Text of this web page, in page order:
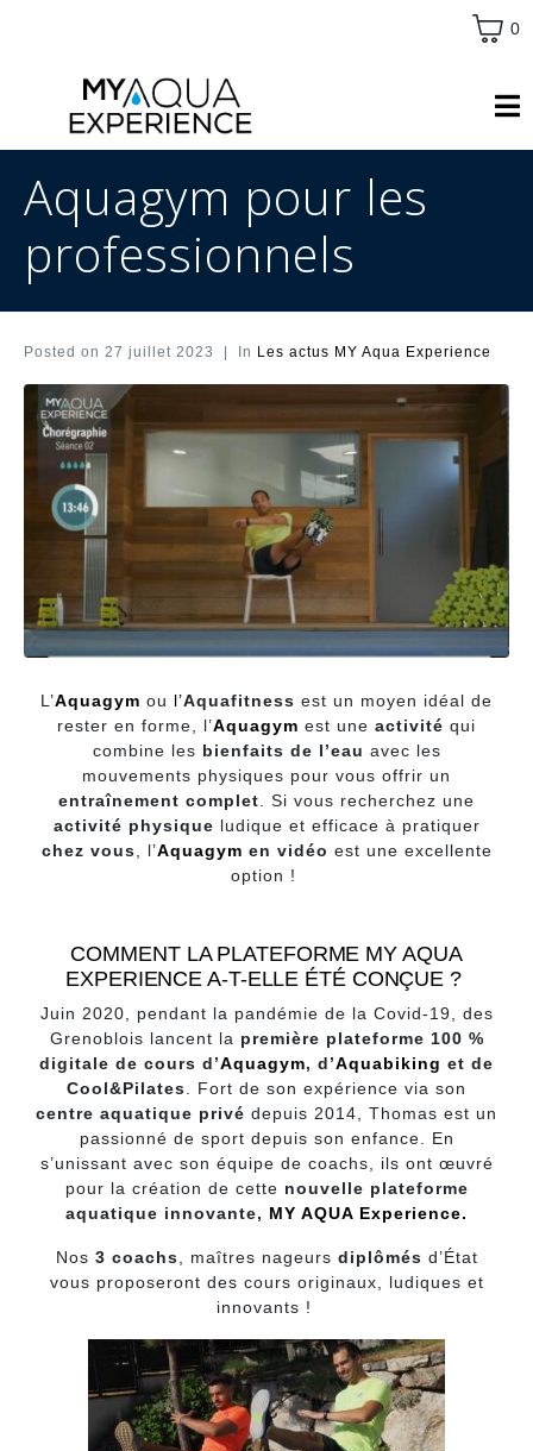
0
Aquagym pour les
professionnels
Posted on 27 juillet 2023 In Les actus MY Aqua Experience
L’Aquagym ou l’Aquafitness est un moyen idéal de
rester en forme, l’Aquagym est une activité qui
combine les bienfaits de l’eau avec les
mouvements physiques pour vous offrir un
entraînement complet . Si vous recherchez une
activité physique ludique et efficace à pratiquer
chez vous , l’Aquagym en vidéo est une excellente
option !
COMMENT LA PLATEFORME MY AQUA
EXPERIENCE A-T-ELLE ÉTÉ CONÇUE ?
Juin 2020, pendant la pandémie de la Covid-19, des
Grenoblois lancent la première plateforme 100 %
digitale de cours d’Aquagym, d’Aquabiking et de
Cool&Pilates . Fort de son expérience via son
centre aquatique privé depuis 2014, Thomas est un
passionné de sport depuis son enfance. En
s’unissant avec son équipe de coachs, ils ont œuvré
pour la création de cette nouvelle plateforme
aquatique innovante, MY AQUA Experience.
Nos 3 coachs , maîtres nageurs diplômés d’État
vous proposeront des cours originaux, ludiques et
innovants !